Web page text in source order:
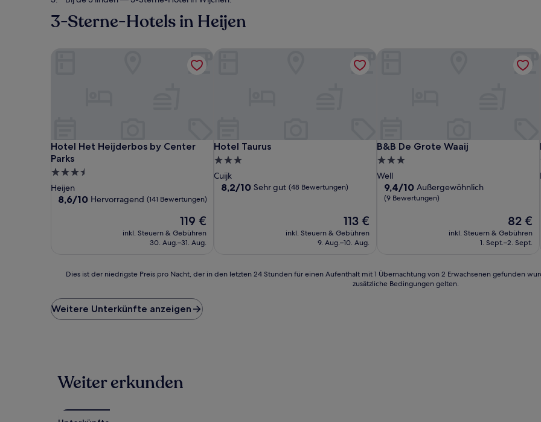
3-Sterne-Hotels in Heijen
Hotel Het Heijderbos by Center
Parks
Hotel Het Heijderbos by Center Parks
3.5-
Sterne-
Unterkunft
Heijen
8.6
8,6/10 Hervorragend (141 Bewertungen)
Der
Preis
beträgt
119 €
inkl. Steuern & Gebühren
30. Aug.–31. Aug.
Hotel Het Heijderbos by Center Parks
Hotel Taurus
Hotel Taurus
3.0-
Sterne-
Unterkunft
Cuijk
8.2
8,2/10 Sehr gut (48 Bewertungen)
Der
Preis
beträgt
113 €
inkl. Steuern & Gebühren
9. Aug.–10. Aug.
B&B De Grote Waaij
B&B De Grote Waaij
3.0-
Sterne-
Unterkunft
Well
9.4
von
9,4/10 Außergewöhnlich
(9 Bewertungen)
Der
Preis
beträgt
82 €
inkl. Steuern & Gebühren
1. Sept.–2. Sept.
der
niedrigste
Preis
letzten
Dies ist der niedrigste Preis pro Nacht, der in den letzten 24 Stunden für einen Aufenthalt mit 1 Übernachtung von 2 Erwachsenen gefunden
zusätzliche Bedingungen gelten.
Weitere Unterkünfte anzeigen
Weiter erkunden